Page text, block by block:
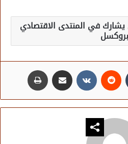
يشارك في المنتدى الاقتصادي
مشاركة عبر البريد